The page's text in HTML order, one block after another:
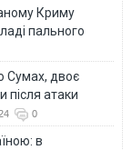
Криму
пального
Сумах, двоє
атаки
0
в